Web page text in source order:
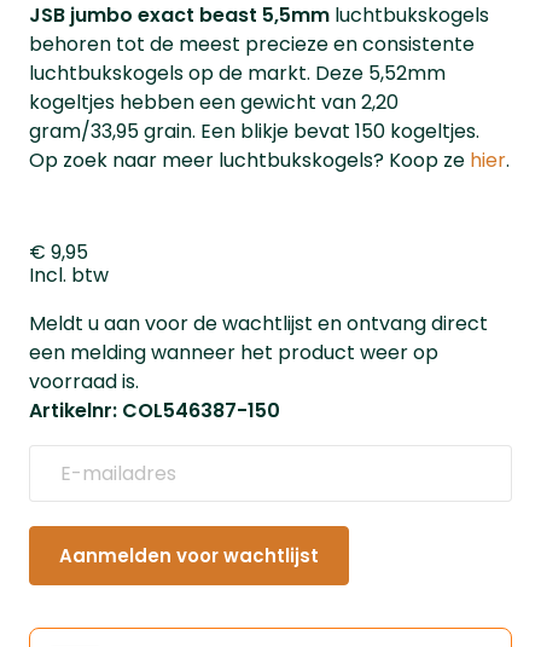
JSB jumbo exact beast 5,5mm luchtbukskogels
behoren tot de meest precieze en consistente
luchtbukskogels op de markt. Deze 5,52mm
kogeltjes hebben een gewicht van 2,20
gram/33,95 grain. Een blikje bevat 150 kogeltjes.
Op zoek naar meer luchtbukskogels? Koop ze hier.
€ 9,95
Incl. btw
Meldt u aan voor de wachtlijst en ontvang direct
een melding wanneer het product weer op
voorraad is.
Artikelnr: COL546387-150
Aanmelden voor wachtlijst